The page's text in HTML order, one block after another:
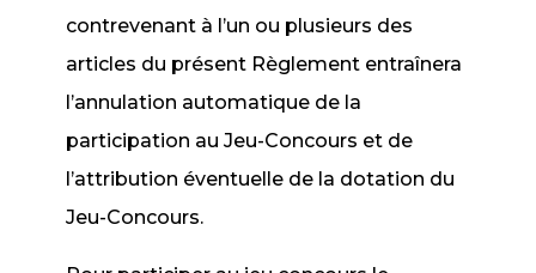
contrevenant à l’un ou plusieurs des
articles du présent Règlement entraînera
l’annulation automatique de la
participation au Jeu-Concours et de
l’attribution éventuelle de la dotation du
Jeu-Concours.